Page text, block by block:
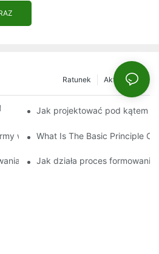
Aktualności
Ratunek
wtryskowego?
Jak projektować pod kątem
wtryskowej?
What Is The Basic Principle
wtryskowego?
Jak działa proces